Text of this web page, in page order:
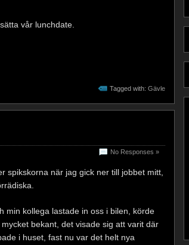
vår lunchdate.
Tagged with: Gävle
No Responses »
spikskorna när jag gick ner till jobbet mitt,
min kollega lastade in oss i bilen, körde
bekant, det visade sig att varit där
i huset, fast nu var det helt nya